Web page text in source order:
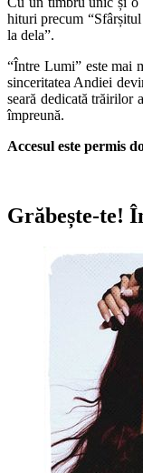
hituri precum
la dela”.
“Între Lumi” este mai
sinceritatea Andiei
seară dedicată trăirilor
împreună.
Accesul este permis
Grăbește-te!